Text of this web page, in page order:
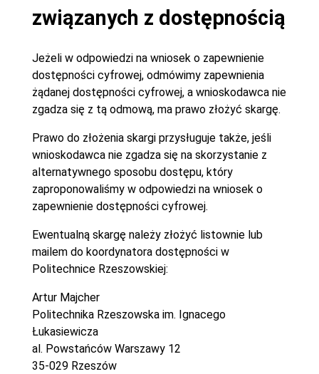
związanych z dostępnością
Jeżeli w odpowiedzi na wniosek o zapewnienie
dostępności cyfrowej, odmówimy zapewnienia
żądanej dostępności cyfrowej, a wnioskodawca nie
zgadza się z tą odmową, ma prawo złożyć skargę.
Prawo do złożenia skargi przysługuje także, jeśli
wnioskodawca nie zgadza się na skorzystanie z
alternatywnego sposobu dostępu, który
zaproponowaliśmy w odpowiedzi na wniosek o
zapewnienie dostępności cyfrowej.
Ewentualną skargę należy złożyć listownie lub
mailem do koordynatora dostępności w
Politechnice Rzeszowskiej:
Artur Majcher
Politechnika Rzeszowska im. Ignacego
Łukasiewicza
al. Powstańców Warszawy 12
35-029 Rzeszów